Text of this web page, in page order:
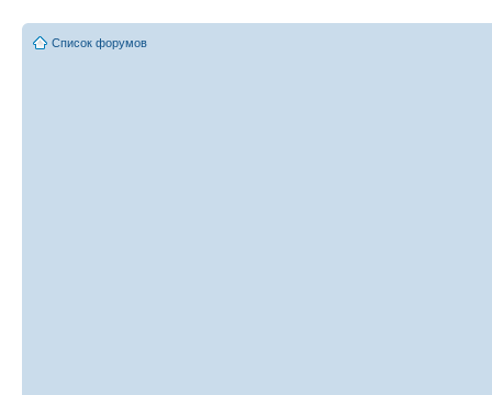
Список форумов